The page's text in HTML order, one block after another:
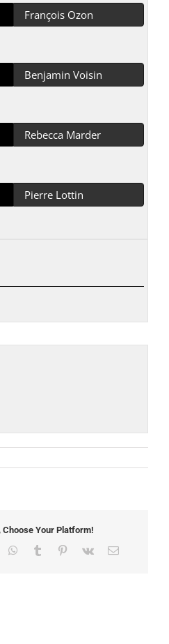
François Ozon
Benjamin Voisin
Rebecca Marder
Pierre Lottin
Choose Your Platform!
WhatsApp
Tumblr Pinterest
Vk Email